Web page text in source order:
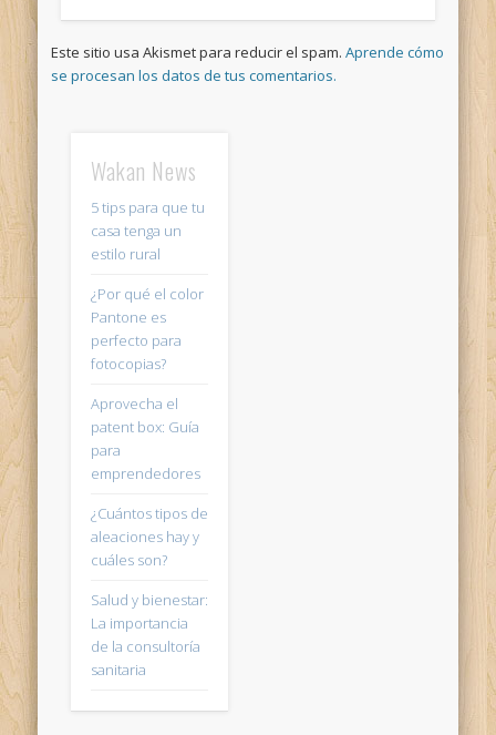
Este sitio usa Akismet para reducir el spam.Aprende cómo
se procesan los datos de tus comentarios.
Wakan News
5 tips para que tu
casa tenga un
estilo rural
¿Por qué el color
Pantone es
perfecto para
fotocopias?
Aprovecha el
patent box: Guía
para
emprendedores
¿Cuántos tipos de
aleaciones hay y
cuáles son?
Salud y bienestar:
La importancia
de la consultoría
sanitaria